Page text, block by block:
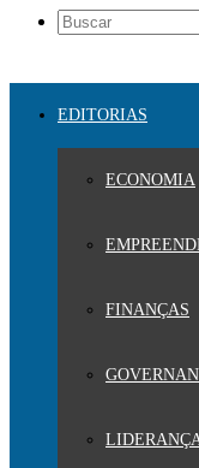
EDITORIAS
ECONOMIA
FINANÇAS